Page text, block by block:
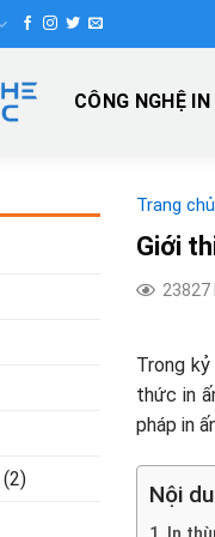
CÔNG NGHỆ IN
(2)
Trang chủ
Giới
Trong
thức in
pháp in
Nội